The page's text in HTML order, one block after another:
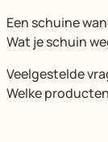
Een schuine
Wat je schuin
Veelgestelde
Welke